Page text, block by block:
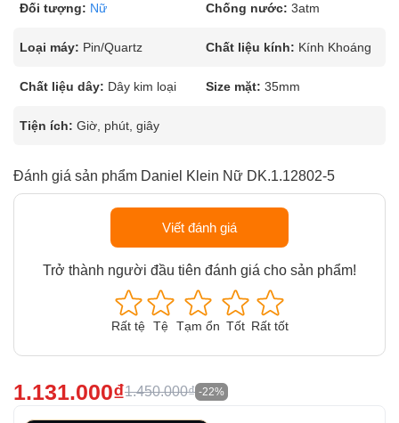
Đối tượng: Nữ Chống nước: 3atm
Loại máy: Pin/Quartz Chất liệu kính: Kính Khoáng
Chất liệu dây: Dây kim loại Size mặt: 35mm
Tiện ích: Giờ, phút, giây
Đánh giá sản phẩm Daniel Klein Nữ DK.1.12802-5
Viết đánh giá
Trở thành người đầu tiên đánh giá cho sản phẩm!
Rất tệ Tệ Tạm ổn Tốt Rất tốt
1.131.000₫1.450.000₫ -22%